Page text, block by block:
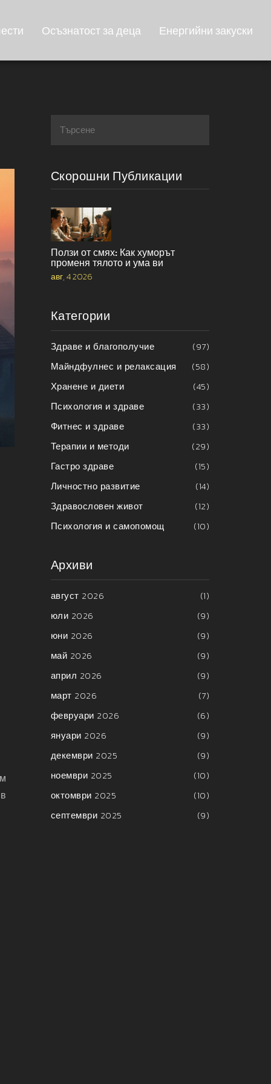
Осъзнатост за деца Енергийни закуски
Скорошни Публикации
Ползи от смях: Как хуморът
променя тялото и ума ви
авг, 4 2026
Категории
Здраве и благополучие
(97)
Майндфулнес и релаксация
(58)
Хранене и диети
(45)
Психология и здраве
(33)
Фитнес и здраве
(33)
Терапии и методи
(29)
Гастро здраве
(15)
Личностно развитие
(14)
Здравословен живот
(12)
Психология и самопомощ
(10)
Архиви
август 2026
(1)
юли 2026
(9)
юни 2026
(9)
май 2026
(9)
април 2026
(9)
март 2026
(7)
февруари 2026
(6)
януари 2026
(9)
декември 2025
(9)
ноември 2025
(10)
октомври 2025
(10)
септември 2025
(9)